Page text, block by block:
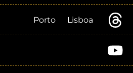
Porto Lisboa